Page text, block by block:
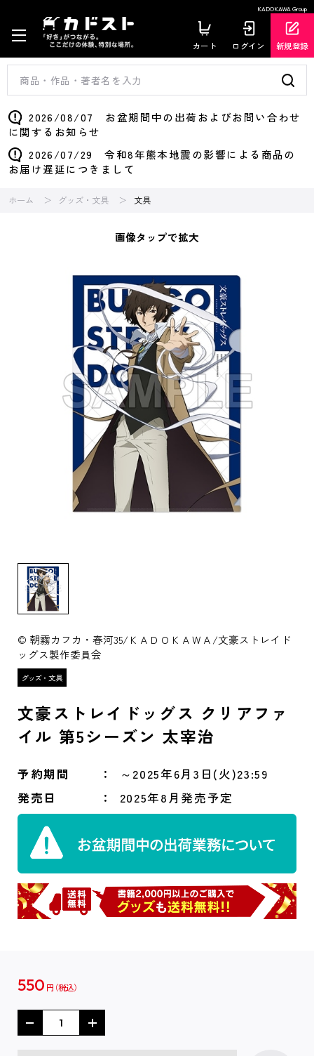
KADOKAWA Group
カート ログイン 新規登録
2026/08/07 お盆期間中の出荷およびお問い合わせ
に関するお知らせ
2026/07/29 令和8年熊本地震の影響による商品の
お届け遅延につきまして
ホーム グッズ・文具 文具
画像タップで拡大
© 朝霧カフカ・春河35/ＫＡＤＯＫＡＷＡ/文豪ストレイド
ッグス製作委員会
文豪ストレイドッグス クリアファ
イル 第5シーズン 太宰治
予約期間
～2025年6月3日(火)23:59
発売日
2025年8月発売予定
550 円